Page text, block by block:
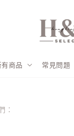
有商品 常見問題
：